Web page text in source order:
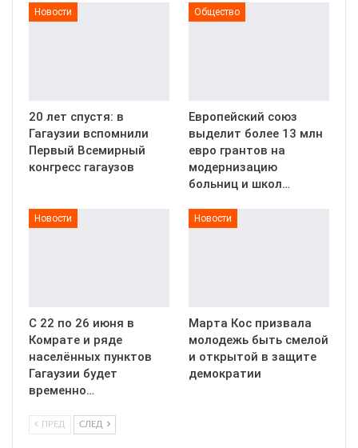
Новости
20 лет спустя: в
Гагаузии вспомнили
Первый Всемирный
конгресс гагаузов
Общество
Европейский союз
выделит более 13 млн
евро грантов на
модернизацию
больниц и школ…
Новости
С 22 по 26 июня в
Комрате и ряде
населённых пунктов
Гагаузии будет
временно…
Новости
Марта Кос призвала
молодежь быть смелой
и открытой в защите
демократии
ПРЕД СЛЕД